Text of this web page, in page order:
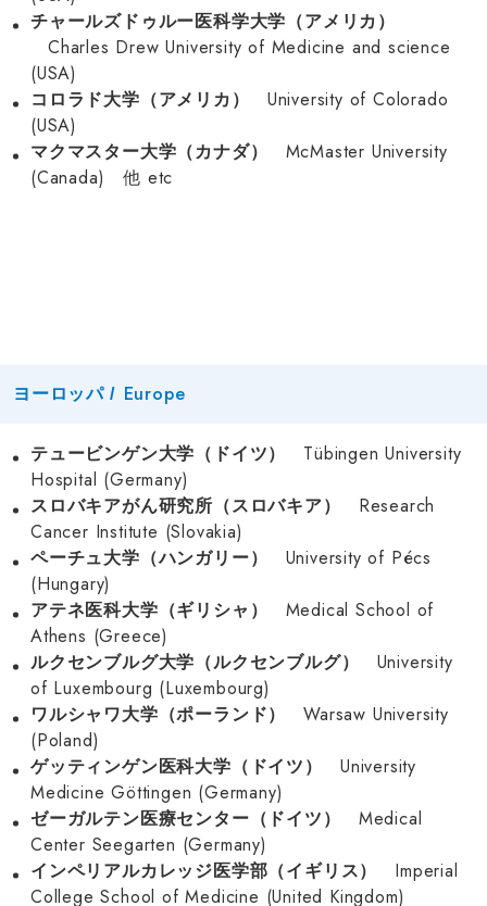
チャールズドゥルー医科学大学（アメリカ）
Charles Drew University of Medicine and science
(USA)
コロラド大学（アメリカ）
University of Colorado
(USA)
マクマスター大学（カナダ）
McMaster University
(Canada) 他 etc
ヨーロッパ / Europe
テュービンゲン大学（ドイツ）
Tübingen University
Hospital (Germany)
スロバキアがん研究所（スロバキア）
Research
Cancer Institute (Slovakia)
ペーチュ大学（ハンガリー）
University of Pécs
(Hungary)
アテネ医科大学（ギリシャ）
Medical School of
Athens (Greece)
ルクセンブルグ大学（ルクセンブルグ）
University
of Luxembourg (Luxembourg)
ワルシャワ大学（ポーランド）
Warsaw University
(Poland)
ゲッティンゲン医科大学（ドイツ）
University
Medicine Göttingen (Germany)
ゼーガルテン医療センター（ドイツ）
Medical
Center Seegarten (Germany)
インペリアルカレッジ医学部（イギリス）
Imperial
College School of Medicine (United Kingdom)